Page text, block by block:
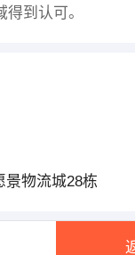
到认可。
景物流城28栋